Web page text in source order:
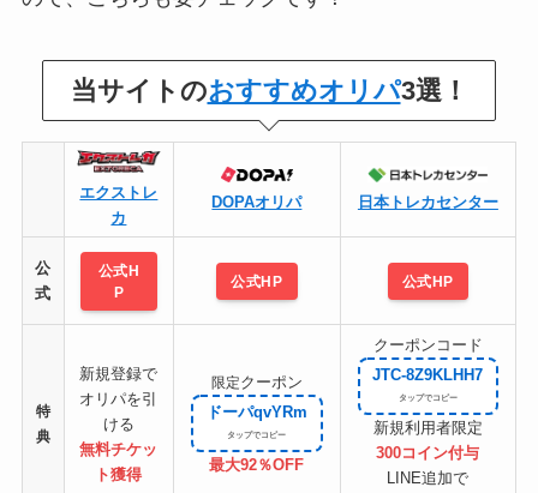
当サイトのおすすめオリパ3選！
エクストレ
カ
DOPAオリパ 日本トレカセンター
公
式
公式H
P
公式HP 公式HP
特
典
新規登録で
オリパを引
ける
無料チケッ
ト獲得
限定クーポン
ドーパqvYRm
最大92％OFF
クーポンコード
JTC-8Z9KLHH7
新規利用者限定
300コイン付与
LINE追加で